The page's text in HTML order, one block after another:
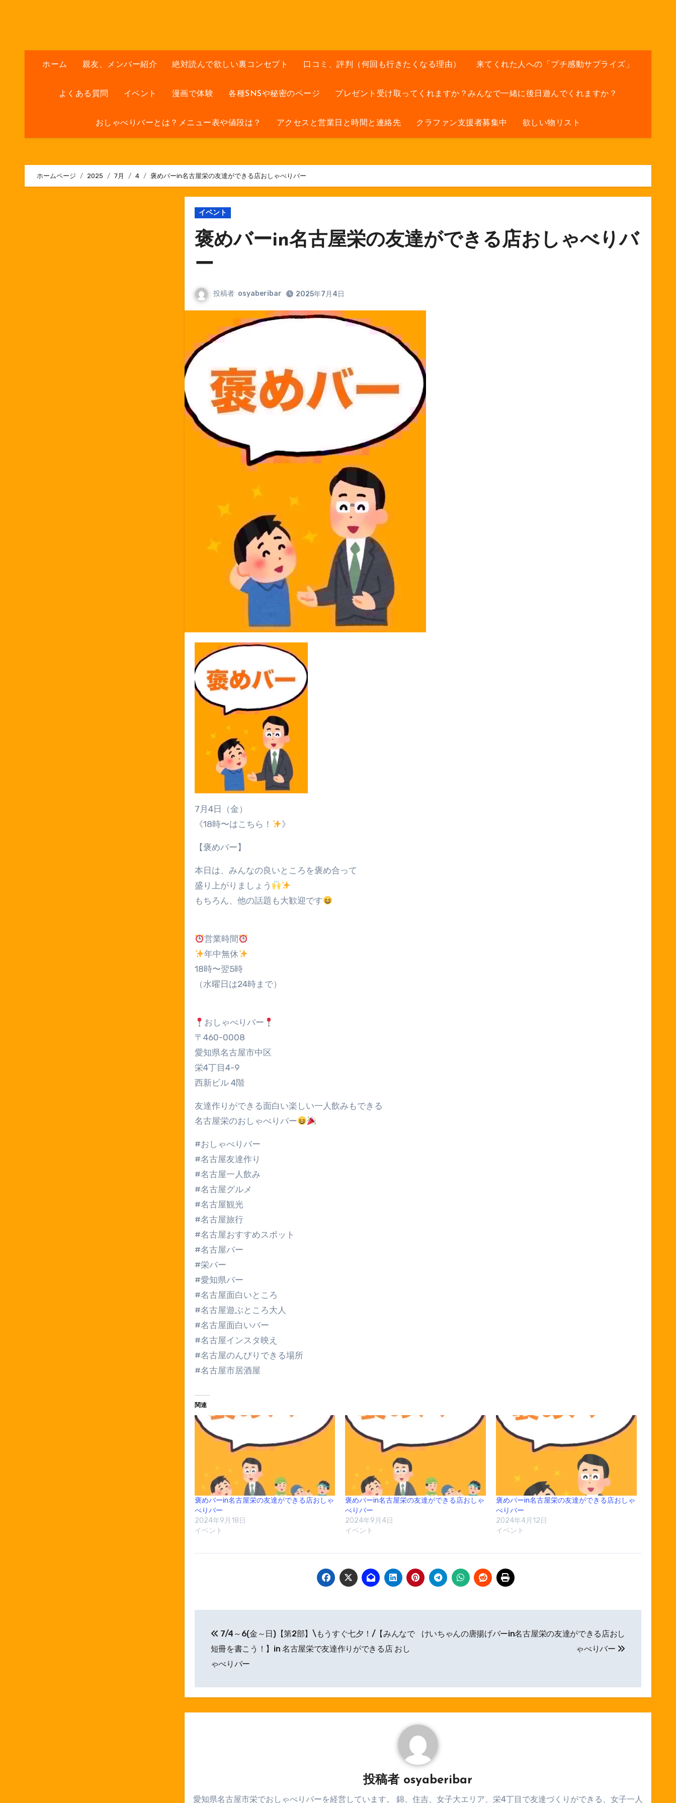
ホーム 親友、メンバー紹介 絶対読んで欲しい裏コンセプト 口コミ、評判（何回も行きたくなる理由） 来てくれた人への「プチ感動サプライズ」
よくある質問 イベント 漫画で体験 各種SNSや秘密のページ プレゼント受け取ってくれますか？みんなで一緒に後日遊んでくれますか？
おしゃべりバーとは？メニュー表や値段は？ アクセスと営業日と時間と連絡先 クラファン支援者募集中 欲しい物リスト
ホームページ 2025 7月 4 褒めバーin名古屋栄の友達ができる店おしゃべりバー
イベント
褒めバーin名古屋栄の友達ができる店おしゃべりバ
ー
投稿者 osyaberibar 2025年7月4日
7月4日（金）
《18時〜はこちら！
》
【褒めバー】
本日は、みんなの良いところを褒め合って
盛り上がりましょう
もちろん、他の話題も大歓迎です
営業時間
年中無休
18時〜翌5時
（水曜日は24時まで）
おしゃべりバー
〒460-0008
愛知県名古屋市中区
栄4丁目4-9
西新ビル 4階
友達作りができる面白い楽しい一人飲みもできる
名古屋栄のおしゃべりバー
#おしゃべりバー
#名古屋友達作り
#名古屋一人飲み
#名古屋グルメ
#名古屋観光
#名古屋旅行
#名古屋おすすめスポット
#名古屋バー
#栄バー
#愛知県バー
#名古屋面白いところ
#名古屋遊ぶところ大人
#名古屋面白いバー
#名古屋インスタ映え
#名古屋のんびりできる場所
#名古屋市居酒屋
関連
褒めバーin名古屋栄の友達ができる店おしゃ
べりバー
2024年9月18日
イベント
褒めバーin名古屋栄の友達ができる店おしゃ
べりバー
2024年9月4日
イベント
褒めバーin名古屋栄の友達ができる店おしゃ
べりバー
2024年4月12日
イベント
ゲ
7/4～6(金～日)【第2部】\もうすぐ七夕！/【みんなで
短冊を書こう！】in 名古屋栄で友達作りができる店 おし
ゃべりバー
けいちゃんの唐揚げバーin名古屋栄の友達ができる店おし
ゃべりバー
投稿者 osyaberibar
愛知県名古屋市栄でおしゃべりバーを経営しています。 錦、住吉、女子大エリア、栄4丁目で友達づくりができる、女子一人